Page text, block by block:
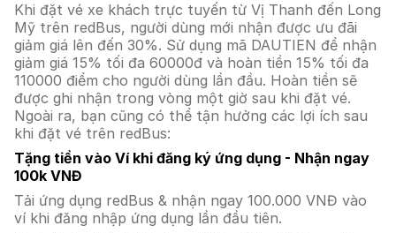
Khi đặt vé xe khách trực tuyến từ Vị Thanh đến Long
Mỹ trên redBus, người dùng mới nhận được ưu đãi
giảm giá lên đến 30%. Sử dụng mã DAUTIEN để nhận
giảm giá 15% tối đa 60000đ và hoàn tiền 15% tối đa
110000 điểm cho người dùng lần đầu. Hoàn tiền sẽ
được ghi nhận trong vòng một giờ sau khi đặt vé.
Ngoài ra, bạn cũng có thể tận hưởng các lợi ích sau
khi đặt vé trên redBus:
Tặng tiền vào Ví khi đăng ký ứng dụng - Nhận ngay
100k VNĐ
Tải ứng dụng redBus & nhận ngay 100.000 VNĐ vào
ví khi đăng nhập ứng dụng lần đầu tiên.